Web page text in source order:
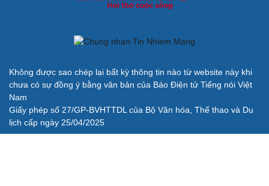
Không được sao chép lại bất kỳ thông tin nào từ website này khi
chưa có sự đồng ý bằng văn bản của Báo Điện tử Tiếng nói Việt
Nam
Giấy phép số 27/GP-BVHTTDL của Bộ Văn hóa, Thể thao và Du
lịch cấp ngày 25/04/2025